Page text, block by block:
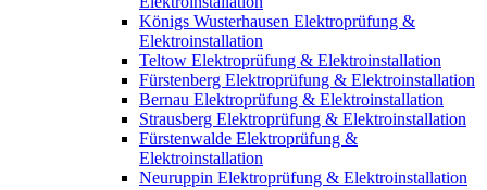
Königs Wusterhausen Elektroprüfung &
Elektroinstallation
Teltow Elektroprüfung & Elektroinstallation
Fürstenberg Elektroprüfung & Elektroinstallation
Bernau Elektroprüfung & Elektroinstallation
Strausberg Elektroprüfung & Elektroinstallation
Fürstenwalde Elektroprüfung &
Elektroinstallation
Neuruppin Elektroprüfung & Elektroinstallation